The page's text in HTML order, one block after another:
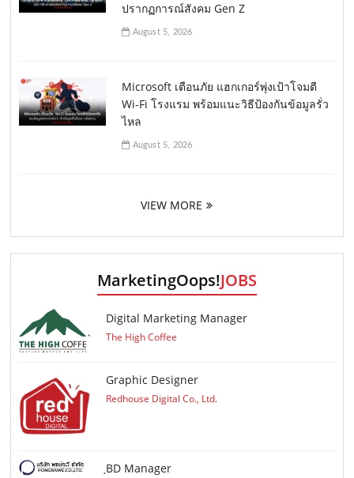
ปรากฏการณ์สังคม Gen Z
August 5, 2026
Microsoft เตือนภัย แฮกเกอร์พุ่งเป้าโจมตี
Wi-Fi โรงแรม พร้อมแนะวิธีป้องกันข้อมูลรั่ว
ไหล
August 5, 2026
VIEW MORE
MarketingOops!JOBS
Digital Marketing Manager
The High Coffee
Graphic Designer
Redhouse Digital Co., Ltd.
ฺBD Manager